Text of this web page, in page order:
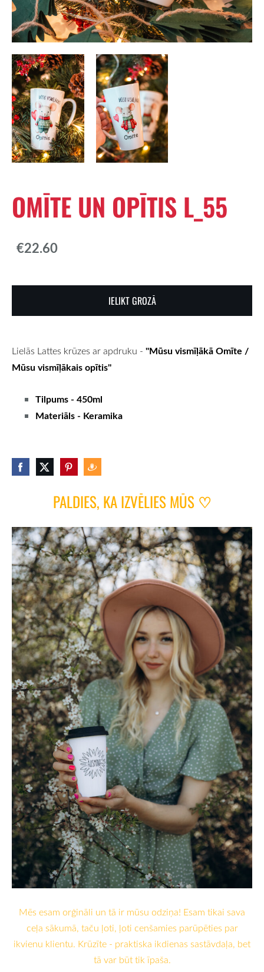
PALDIES, KA IZVĒLIES MŪS ♡
Mēs esam orģināli un tā ir mūsu odziņa! Esam tikai sava
ceļa sākumā, taču ļoti, ļoti cenšamies parūpēties par
ikvienu klientu. Krūzīte - praktiska ikdienas sastāvdaļa, bet
tā var būt tik īpaša.
OMĪTE UN OPĪTIS L_55
€22.60
IELIKT GROZĀ
Lielās Lattes krūzes ar apdruku - ''Mūsu vismīļākā Omīte /
Mūsu vismīļākais opītis''
Tilpums - 450ml
Materiāls - Keramika